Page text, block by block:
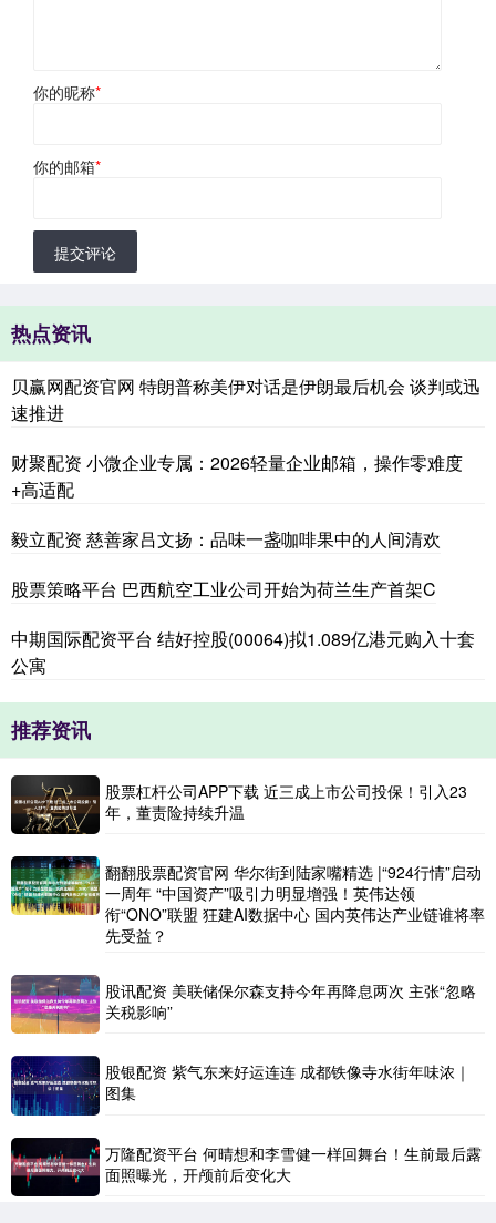
你的昵称*
你的邮箱*
提交评论
热点资讯
贝赢网配资官网 特朗普称美伊对话是伊朗最后机会 谈判或迅
速推进
财聚配资 小微企业专属：2026轻量企业邮箱，操作零难度
+高适配
毅立配资 慈善家吕文扬：品味一盏咖啡果中的人间清欢
股票策略平台 巴西航空工业公司开始为荷兰生产首架C
中期国际配资平台 结好控股(00064)拟1.089亿港元购入十套
公寓
推荐资讯
股票杠杆公司APP下载 近三成上市公司投保！引入23
年，董责险持续升温
翻翻股票配资官网 华尔街到陆家嘴精选 |“924行情”启动
一周年 “中国资产”吸引力明显增强！英伟达领
衔“ONO”联盟 狂建AI数据中心 国内英伟达产业链谁将率
先受益？
股讯配资 美联储保尔森支持今年再降息两次 主张“忽略
关税影响”
股银配资 紫气东来好运连连 成都铁像寺水街年味浓｜
图集
万隆配资平台 何晴想和李雪健一样回舞台！生前最后露
面照曝光，开颅前后变化大